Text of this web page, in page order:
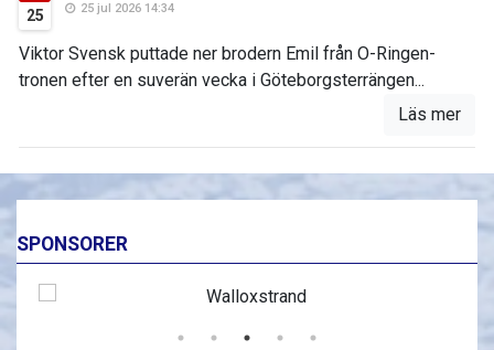
25 25 jul 2026 14:34
Viktor Svensk puttade ner brodern Emil från O-Ringen-
tronen efter en suverän vecka i Göteborgsterrängen...
Läs mer
SPONSORER